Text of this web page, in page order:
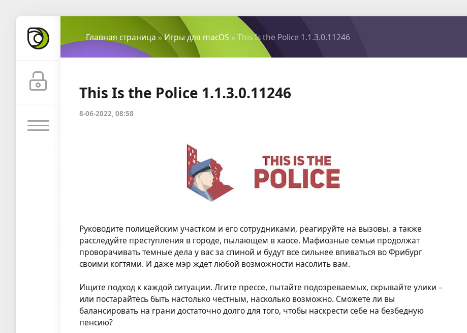
Главная страница »Игры для macOS » This Is the Police 1.1.3.0.11246
This Is the Police 1.1.3.0.11246
8-06-2022, 08:58
Руководите полицейским участком и его сотрудниками, реагируйте на вызовы, а также
расследуйте преступления в городе, пылающем в хаосе. Мафиозные семьи продолжат
проворачивать темные дела у вас за спиной и будут все сильнее впиваться во Фрибург
своими когтями. И даже мэр ждет любой возможности насолить вам.
Ищите подход к каждой ситуации. Лгите прессе, пытайте подозреваемых, скрывайте улики –
или постарайтесь быть настолько честным, насколько возможно. Сможете ли вы
балансировать на грани достаточно долго для того, чтобы наскрести себе на безбедную
пенсию?